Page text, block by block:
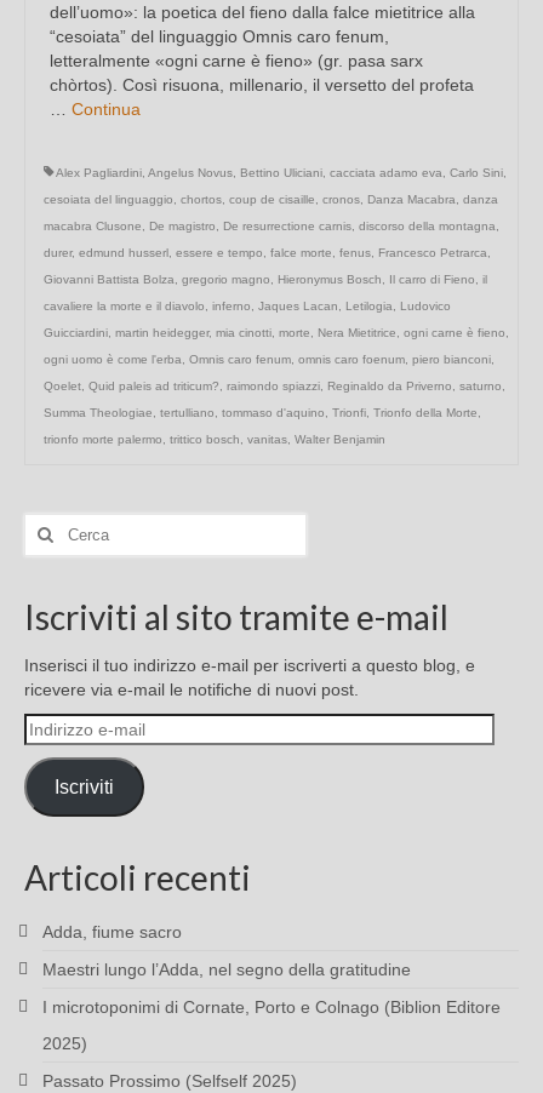
dell’uomo»: la poetica del fieno dalla falce mietitrice alla
“cesoiata” del linguaggio Omnis caro fenum,
letteralmente «ogni carne è fieno» (gr. pasa sarx
chòrtos). Così risuona, millenario, il versetto del profeta
Continua
Alex Pagliardini Angelus Novus Bettino Uliciani cacciata adamo eva Carlo Sini
cesoiata del linguaggio
chortos coup de cisaille cronos Danza Macabra
danza
macabra Clusone
De magistro De resurrectione carnis discorso della montagna
durer, edmund husserl essere e tempo falce morte fenus Francesco Petrarca
Giovanni Battista Bolza
gregorio magno Hieronymus Bosch Il carro di Fieno
il
cavaliere la morte e il diavolo
inferno Jaques Lacan Letilogia
Ludovico
Guicciardini martin heidegger, mia cinotti morte Nera Mietitrice ogni carne è fieno
ogni uomo è come l'erba
Omnis caro fenum omnis caro foenum piero bianconi
Qoelet Quid paleis ad triticum? raimondo spiazzi Reginaldo da Priverno saturno
Summa Theologiae
tertulliano tommaso d'aquino Trionfi Trionfo della Morte
trionfo morte palermo
trittico bosch vanitas Walter Benjamin
Cerca:
Iscriviti al sito tramite e-mail
Inserisci il tuo indirizzo e-mail per iscriverti a questo blog, e
ricevere via e-mail le notifiche di nuovi post.
Indirizzo
e-
mail
Iscriviti
Articoli recenti
Adda, fiume sacro
Maestri lungo l’Adda, nel segno della gratitudine
I microtoponimi di Cornate, Porto e Colnago (Biblion Editore
2025)
Passato Prossimo (Selfself 2025)